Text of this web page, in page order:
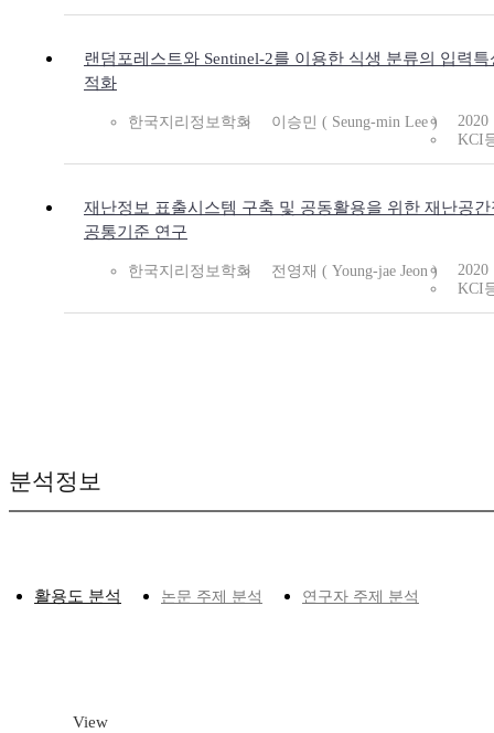
랜덤포레스트와 Sentinel-2를 이용한 식생 분류의 입력특
적화
한국지리정보학회 이승민 ( Seung-min Lee )
2020
KCI
재난정보 표출시스템 구축 및 공동활용을 위한 재난공
공통기준 연구
한국지리정보학회 전영재 ( Young-jae Jeon )
2020
KCI
분석정보
활용도 분석 논문 주제 분석 연구자 주제 분석
View